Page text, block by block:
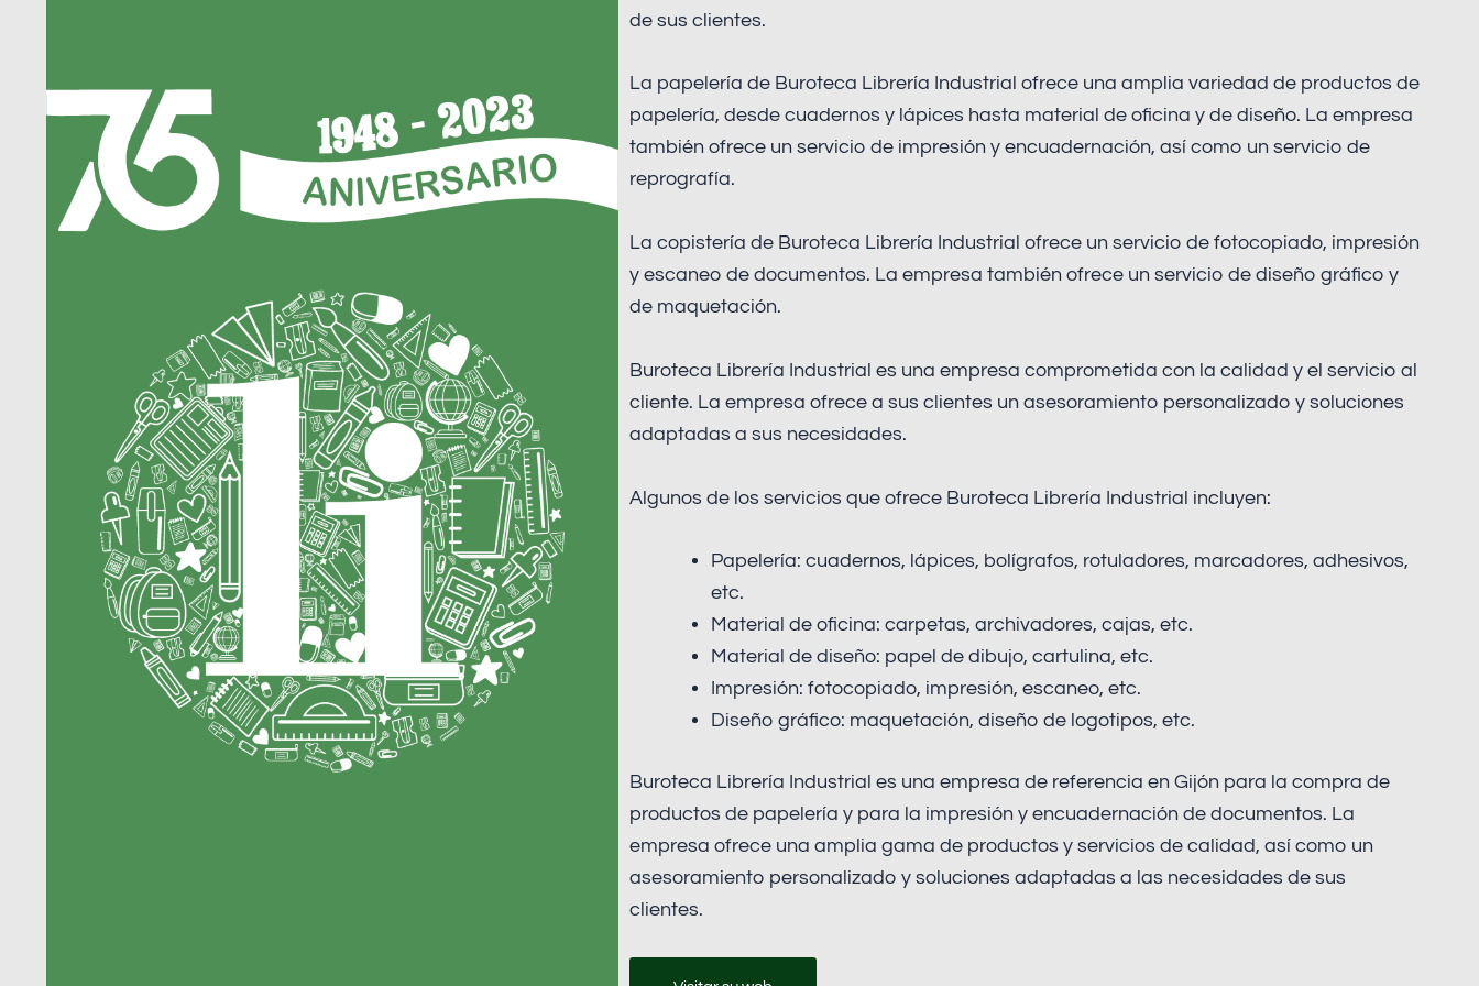
de sus clientes.
La papelería de Buroteca Librería Industrial ofrece una amplia variedad de productos de
papelería, desde cuadernos y lápices hasta material de oficina y de diseño. La empresa
también ofrece un servicio de impresión y encuadernación, así como un servicio de
reprografía.
La copistería de Buroteca Librería Industrial ofrece un servicio de fotocopiado, impresión
y escaneo de documentos. La empresa también ofrece un servicio de diseño gráfico y
de maquetación.
Buroteca Librería Industrial es una empresa comprometida con la calidad y el servicio al
cliente. La empresa ofrece a sus clientes un asesoramiento personalizado y soluciones
adaptadas a sus necesidades.
Algunos de los servicios que ofrece Buroteca Librería Industrial incluyen:
Papelería: cuadernos, lápices, bolígrafos, rotuladores, marcadores, adhesivos,
etc.
Material de oficina: carpetas, archivadores, cajas, etc.
Material de diseño: papel de dibujo, cartulina, etc.
Impresión: fotocopiado, impresión, escaneo, etc.
Diseño gráfico: maquetación, diseño de logotipos, etc.
Buroteca Librería Industrial es una empresa de referencia en Gijón para la compra de
productos de papelería y para la impresión y encuadernación de documentos. La
empresa ofrece una amplia gama de productos y servicios de calidad, así como un
asesoramiento personalizado y soluciones adaptadas a las necesidades de sus
clientes.